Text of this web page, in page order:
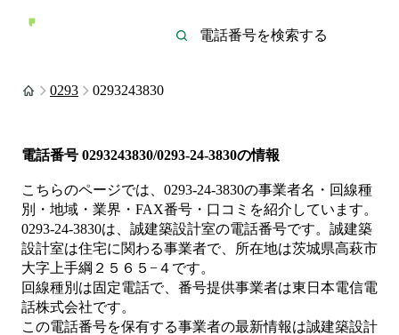
0293 0293243830
電話番号 0293243830/0293-24-3830の情報
こちらのページでは、 0293-24-3830の事業者名・回線種
別・地域・業界・FAX番号・口コミを紹介しています。
0293-24-3830は、 誠建築設計室の電話番号です。 誠建築
設計室は住宅に関わる事業者で、所在地は茨城県高萩市
大字上手綱２５６５−４ です。
回線種別は固定電話で、番号提供事業者は東日本電信電
話株式会社です。
この電話番号を保有する事業者の最新情報は誠建築設計